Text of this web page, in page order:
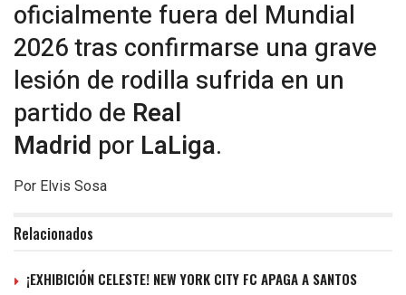
oficialmente fuera del Mundial
2026 tras confirmarse una grave
lesión de rodilla sufrida en un
partido de Real
Madrid por LaLiga.
Por Elvis Sosa
Relacionados
¡EXHIBICIÓN CELESTE! NEW YORK CITY FC APAGA A SANTOS